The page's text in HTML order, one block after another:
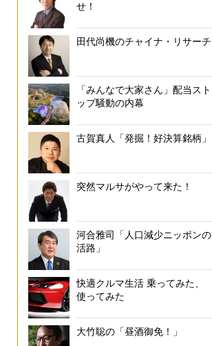
せ！
田代尚機のチャイナ・リサーチ
「みんなで大家さん」配当スト
ップ騒動の内幕
古賀真人「発掘！好決算銘柄」
突然マルサがやって来た！
河合雅司「人口減少ニッポンの
活路」
快適クルマ生活 乗ってみた、
使ってみた
大竹聡の「昼酒御免！」